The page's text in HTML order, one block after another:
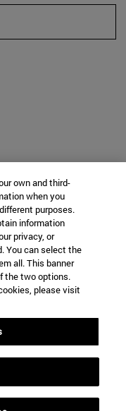
own and third-
when you
purposes.
information
privacy, or
You can select the
all. This banner
the two options.
please visit